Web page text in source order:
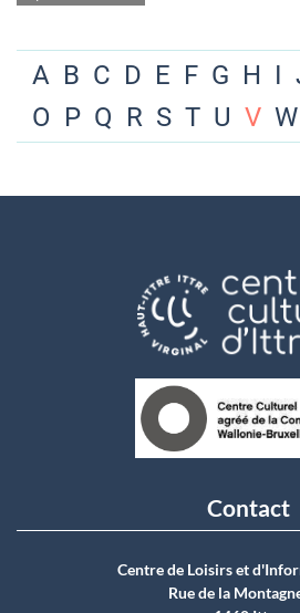
A B C D E F G H I
O P Q R S T U V W
Contact
Centre de Loisirs et
Rue de la